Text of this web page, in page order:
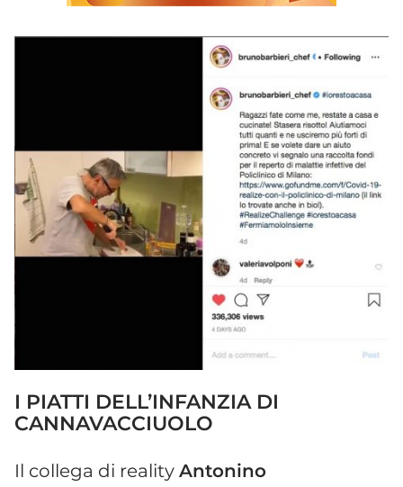
I PIATTI DELL’INFANZIA DI
CANNAVACCIUOLO
Il collega di reality Antonino